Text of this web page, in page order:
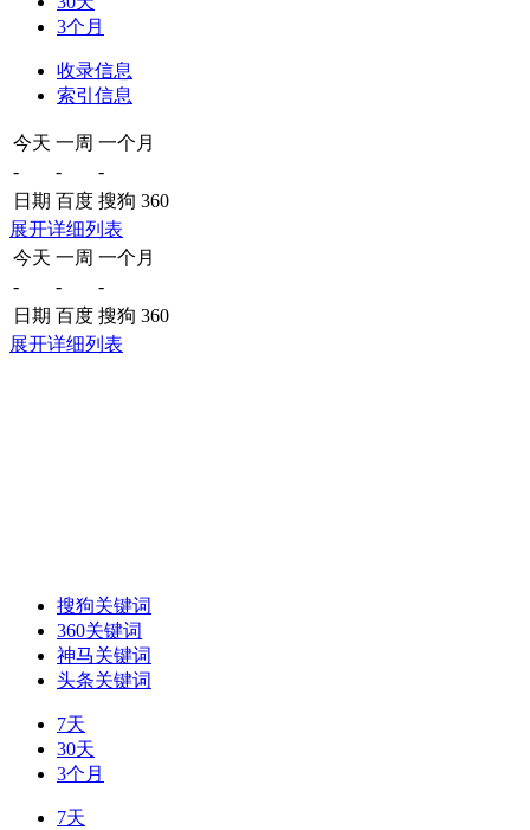
3个月
收录信息
索引信息
今天 一周 一个月
-
-
-
日期 百度 搜狗 360
展开详细列表
今天 一周 一个月
-
-
-
日期 百度 搜狗 360
展开详细列表
搜狗关键词
360关键词
神马关键词
头条关键词
7天
30天
3个月
7天